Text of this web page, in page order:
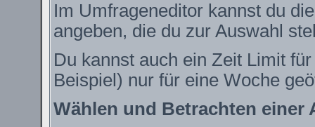
Im Umfrageneditor kannst du
angeben, die du zur Auswahl
Du kannst auch ein Zeit Limit
Beispiel) nur für eine Woche
Wählen und Betrachten einer